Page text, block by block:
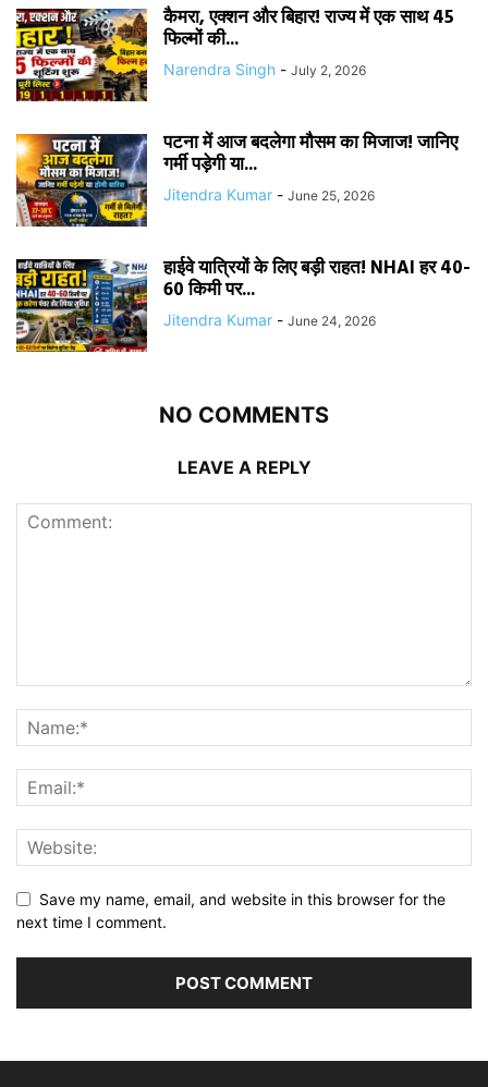
कैमरा, एक्शन और बिहार! राज्य में एक साथ 45
फिल्मों की...
Narendra Singh - July 2, 2026
पटना में आज बदलेगा मौसम का मिजाज! जानिए
गर्मी पड़ेगी या...
Jitendra Kumar - June 25, 2026
हाईवे यात्रियों के लिए बड़ी राहत! NHAI हर 40-
60 किमी पर...
Jitendra Kumar - June 24, 2026
NO COMMENTS
LEAVE A REPLY
Save my name, email, and website in this browser for the
next time I comment.